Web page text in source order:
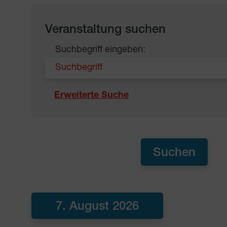
Veranstaltung suchen
Suchbegriff eingeben:
Erweiterte Suche
7. August 2026